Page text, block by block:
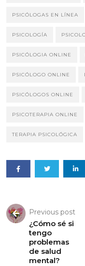
PSICÓLOGAS EN LÍNEA
PSICOLOGÍA
PSICÓLOGIA ONLINE
PSICÓLOGO ONLINE
PSICÓLOGOS ONLINE
PSICOTERAPIA ONLINE
TERAPIA PSICOLÓGICA
Previous post
¿Cómo sé si
tengo
problemas
de salud
mental?